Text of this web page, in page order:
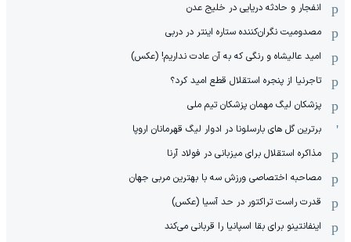
انفجار و حادثه دریایی در خلیج عدن
مصدومیت نگران‌کننده ستاره اینتر در دربی
امید عالیشاه و رنگی که به آن عادت نداریم! (عکس)
تاجرنیا از پنجره استقلال قطع امید کرد؟
پزشکان لیگ مهمان پزشکان تیم ملی
برترین گل های بارسلونا در ادوار لیگ قهرمانان اروپا
مذاکره استقلال برای میزبانی در فولاد آرنا
مصاحبه اختصاصی ورزش سه با بهترین مربی جهان
قدرت راست تراکتور در حد آسیا (عکس)
اینفانتینو برای بقا اسپانیا را قربانی می‌کند